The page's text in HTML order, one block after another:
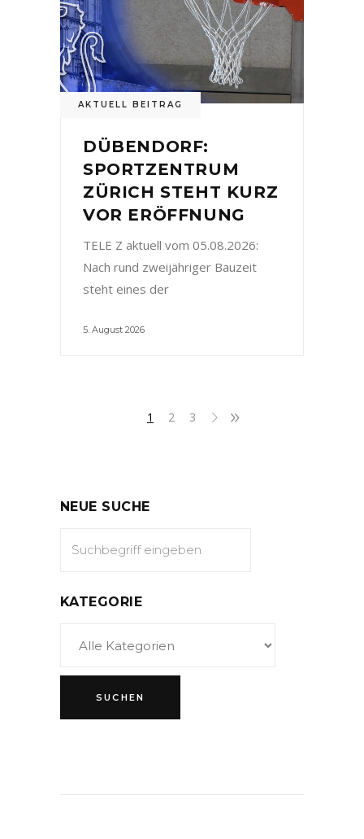
AKTUELL BEITRAG
DÜBENDORF:
SPORTZENTRUM
ZÜRICH STEHT KURZ
VOR ERÖFFNUNG
TELE Z aktuell vom 05.08.2026:
Nach rund zweijähriger Bauzeit
steht eines der
5. August 2026
1 2 3
NEUE SUCHE
KATEGORIE